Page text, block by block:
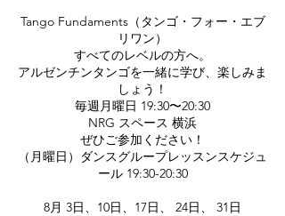
Tango Fundaments（タンゴ・フォー・エブ
リワン）
すべてのレベルの方へ。
アルゼンチンタンゴを一緒に学び、楽しみま
しょう！
毎週月曜日 19:30〜20:30
NRG スペース 横浜
ぜひご参加ください！
（月曜日）ダンスグループレッスンスケジュ
ール 19:30-20:30
8月 3日、10日、17日、 24日、 31日